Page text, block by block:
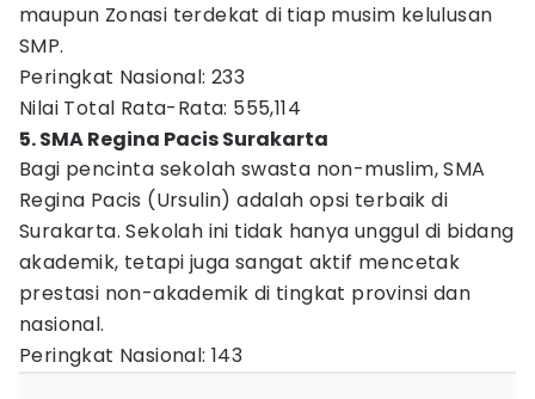
maupun Zonasi terdekat di tiap musim kelulusan
SMP.
Peringkat Nasional: 233
Nilai Total Rata-Rata: 555,114
5. SMA Regina Pacis Surakarta
Bagi pencinta sekolah swasta non-muslim, SMA
Regina Pacis (Ursulin) adalah opsi terbaik di
Surakarta. Sekolah ini tidak hanya unggul di bidang
akademik, tetapi juga sangat aktif mencetak
prestasi non-akademik di tingkat provinsi dan
nasional.
Peringkat Nasional: 143